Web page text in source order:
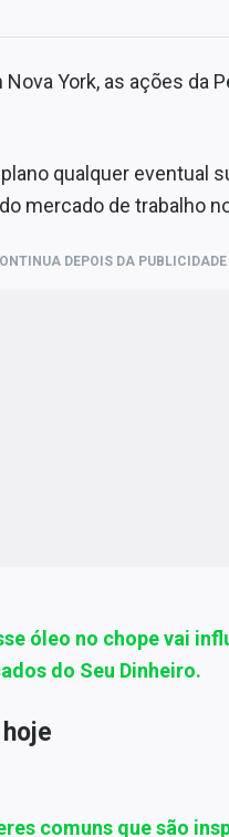
York, as ações da
qualquer eventual
mercado de trabalho
DEPOIS DA PUBLICIDADE
óleo no chope vai
do Seu Dinheiro.
comuns que são